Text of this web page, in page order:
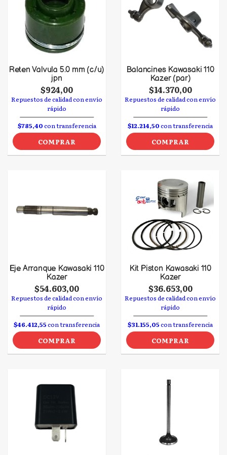
Reten Valvula 5.0 mm (c/u)
jpn
$924,00
Repuestos de calidad con envío
rápido
$785,40con transferencia
COMPRAR
Balancines Kawasaki 110
Kazer (par)
$14.370,00
Repuestos de calidad con envío
rápido
$12.214,50con transferencia
COMPRAR
Eje Arranque Kawasaki 110
Kazer
$54.603,00
Repuestos de calidad con envío
rápido
$46.412,55con transferencia
COMPRAR
Kit Piston Kawasaki 110
Kazer
$36.653,00
Repuestos de calidad con envío
rápido
$31.155,05con transferencia
COMPRAR